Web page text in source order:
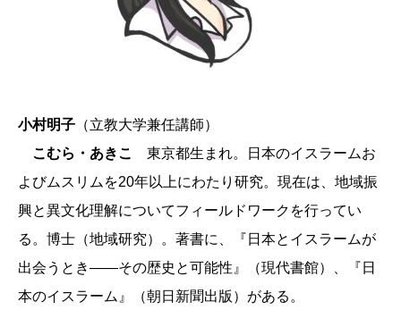
小村明子 （立教大学兼任講師）
こむら・あきこ
東京都生まれ。日本のイスラームお
よびムスリムを20年以上にわたり研究。現在は、地域振
興と異文化理解についてフィールドワークを行ってい
る。博士（地域研究）。著書に、『日本とイスラームが
出会うとき――その歴史と可能性』（現代書館）、『日
本のイスラーム』（朝日新聞出版）がある。